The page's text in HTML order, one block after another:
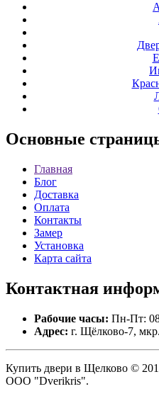
Основные
Главная
Блог
Доставка
Оплата
Контакты
Замер
Установка
Карта сайта
Контактная
Рабочие часы: Пн-Пт:
Адрес: г. Щёлково-7,
Купить двери в Щелково ©
ООО "Dverikris".